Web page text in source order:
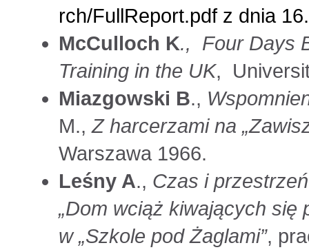
rch/FullReport.pdf z dnia
McCulloch K., Four Days
Training in the UK,
Miazgowski B.,
M.,Z harcerzami na
Warszawa 1966.
Leśny A., Czas i
„Dom wciąż kiwających się
w „Szkole pod Żaglami”,